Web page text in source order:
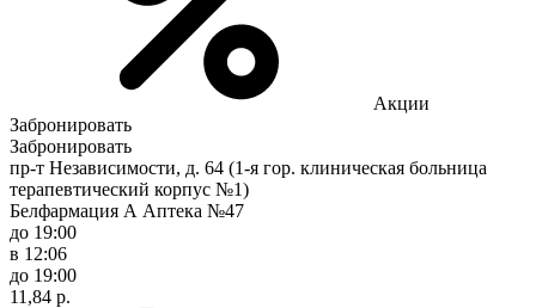
Акции
Забронировать
Забронировать
пр-т Независимости, д. 64 (1-я гор. клиническая больница
терапевтический корпус №1)
Белфармация А Аптека №47
до 19:00
в 12:06
до 19:00
11,84 р.